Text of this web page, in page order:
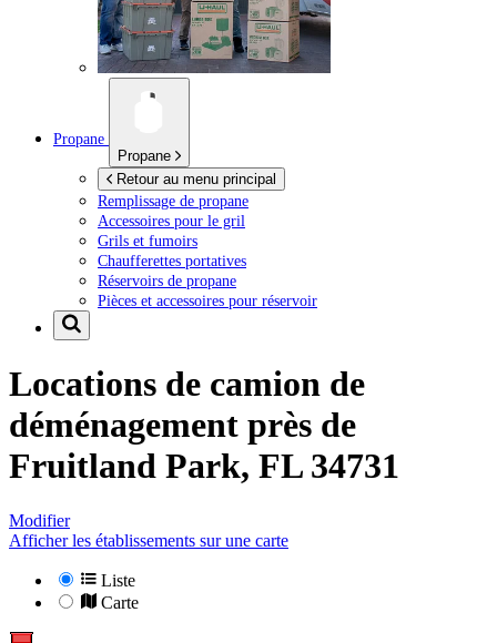
Propane
Propane
Retour au menu principal
Remplissage de propane
Accessoires pour le gril
Grils et fumoirs
Chaufferettes portatives
Réservoirs de propane
Pièces et accessoires pour réservoir
Locations de camion de
déménagement près de
Fruitland Park, FL 34731
Modifier
Afficher les établissements sur une carte
Liste
Carte